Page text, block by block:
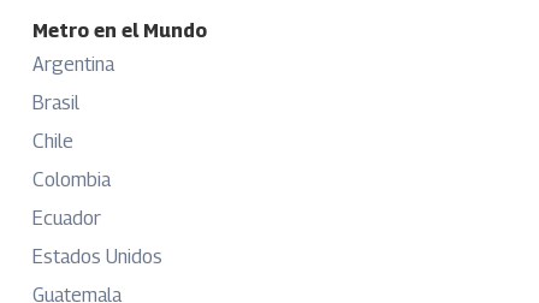
Metro en el Mundo
Argentina
Brasil
Chile
Colombia
Ecuador
Estados Unidos
Guatemala